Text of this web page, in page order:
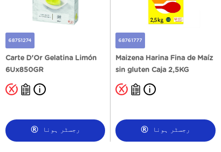
68751274
Carte D'Or Gelatina Limón
6Ux850GR
رجسٹر ہونا
68761777
Maizena Harina Fina de Maíz
sin gluten Caja 2,5KG
رجسٹر ہونا